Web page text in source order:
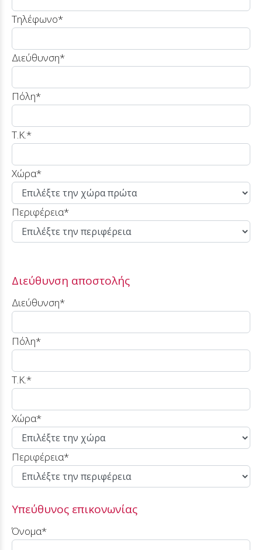
Τηλέφωνο*
Διεύθυνση*
Πόλη*
T.K.*
Χώρα*
Περιφέρεια*
Διεύθυνση αποστολής
Διεύθυνση*
Πόλη*
T.K.*
Χώρα*
Περιφέρεια*
Υπεύθυνος επικονωνίας
Όνομα*